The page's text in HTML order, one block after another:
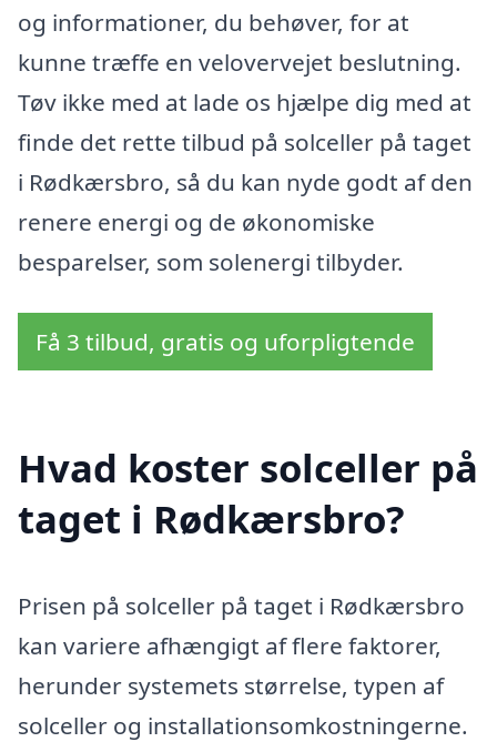
og informationer, du behøver, for at
kunne træffe en velovervejet beslutning.
Tøv ikke med at lade os hjælpe dig med at
finde det rette tilbud på solceller på taget
i Rødkærsbro, så du kan nyde godt af den
renere energi og de økonomiske
besparelser, som solenergi tilbyder.
Få 3 tilbud, gratis og uforpligtende
Hvad koster solceller på
taget i Rødkærsbro?
Prisen på solceller på taget i Rødkærsbro
kan variere afhængigt af flere faktorer,
herunder systemets størrelse, typen af
solceller og installationsomkostningerne.